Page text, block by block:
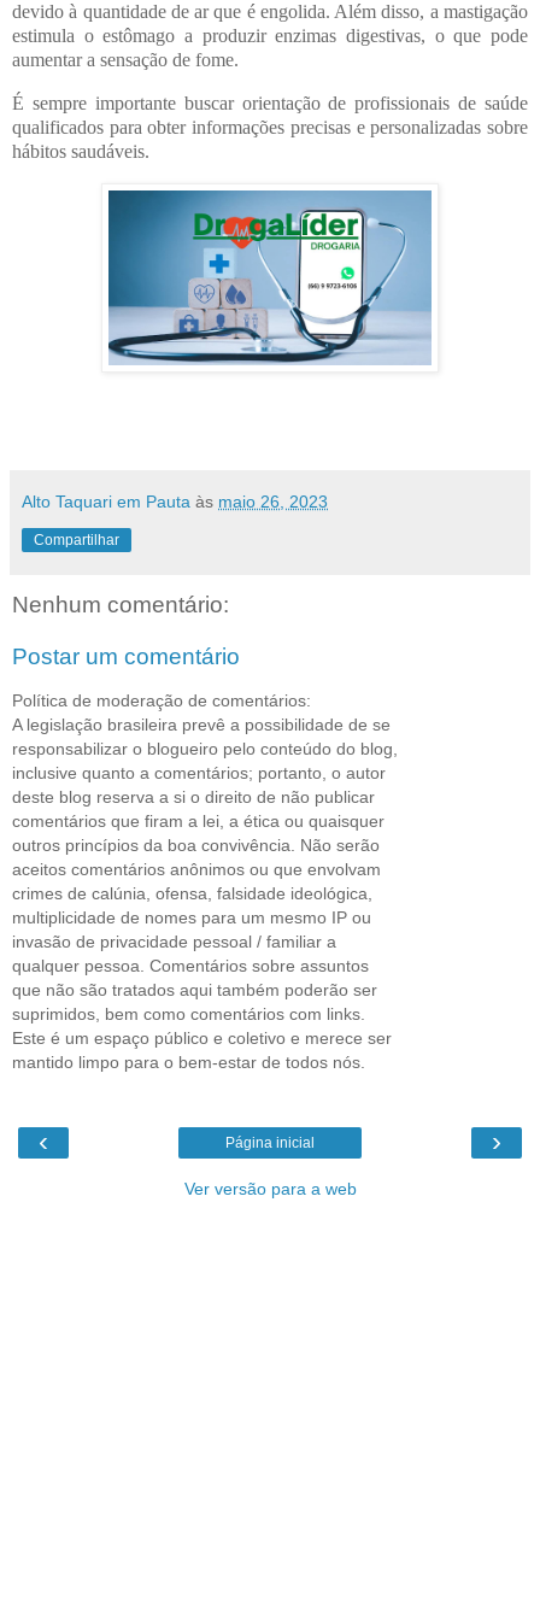
devido à quantidade de ar que é engolida. Além disso, a mastigação
estimula o estômago a produzir enzimas digestivas, o que pode
aumentar a sensação de fome.
É sempre importante buscar orientação de profissionais de saúde
qualificados para obter informações precisas e personalizadas sobre
hábitos saudáveis.
Alto Taquari em Pauta às maio 26, 2023
Compartilhar
Nenhum comentário:
Postar um comentário
Política de moderação de comentários:
A legislação brasileira prevê a possibilidade de se
responsabilizar o blogueiro pelo conteúdo do blog,
inclusive quanto a comentários; portanto, o autor
deste blog reserva a si o direito de não publicar
comentários que firam a lei, a ética ou quaisquer
outros princípios da boa convivência. Não serão
aceitos comentários anônimos ou que envolvam
crimes de calúnia, ofensa, falsidade ideológica,
multiplicidade de nomes para um mesmo IP ou
invasão de privacidade pessoal / familiar a
qualquer pessoa. Comentários sobre assuntos
que não são tratados aqui também poderão ser
suprimidos, bem como comentários com links.
Este é um espaço público e coletivo e merece ser
mantido limpo para o bem-estar de todos nós.
‹ ›
Página inicial
Ver versão para a web